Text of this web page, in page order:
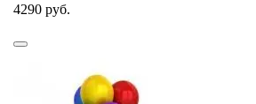
4290 руб.